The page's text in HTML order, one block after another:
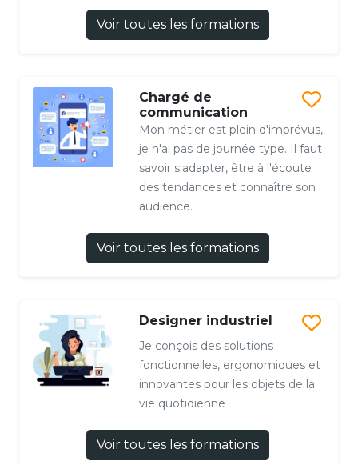
Voir toutes les formations
Chargé de
communication
Mon métier est plein d'imprévus,
je n'ai pas de journée type. Il faut
savoir s'adapter, être à l'écoute
des tendances et connaître son
audience.
Voir toutes les formations
Designer industriel
Je conçois des solutions
fonctionnelles, ergonomiques et
innovantes pour les objets de la
vie quotidienne
Voir toutes les formations